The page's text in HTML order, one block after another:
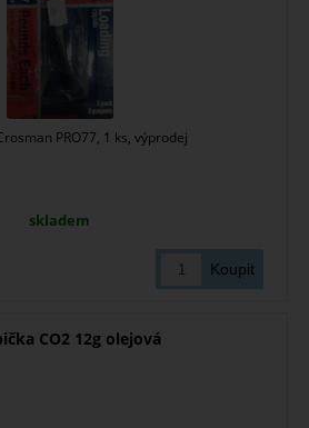
PRO77, 1 ks, výprodej
skladem
CO2 12g olejová